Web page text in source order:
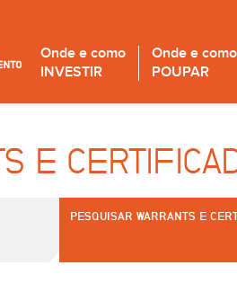
Onde e como
INVESTIR
Onde e como
POUPAR
E
PESQUISAR WARRANTS E